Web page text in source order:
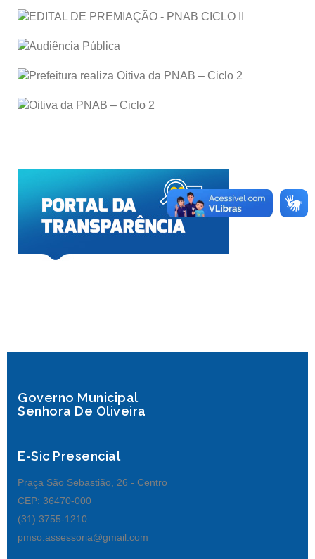
Governo Municipal
Senhora De Oliveira
E-Sic Presencial
Praça São Sebastião, 26 - Centro
CEP: 36470-000
(31) 3755-1210
pmso.assessoria@gmail.com